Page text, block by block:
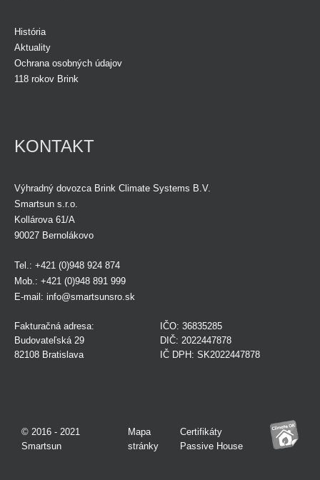
História
Aktuality
Ochrana osobných údajov
118 rokov Brink
KONTAKT
Výhradný dovozca Brink Climate Systems B.V.
Smartsun s.r.o.
Kollárova 61/A
90027 Bernolákovo
Tel.: +421 (0)948 924 874
Mob.: +421 (0)948 891 999
E-mail: info@smartsunsro.sk
Fakturačná adresa:
Budovateľská 29
82108 Bratislava
IČO: 36835285
DIČ: 2022447878
IČ DPH: SK2022447878
© 2016 - 2021
Smartsun
Mapa
stránky
Certifikáty
Passive House